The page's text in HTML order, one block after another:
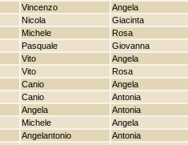
Vincenzo Angela
Nicola Giacinta
Michele Rosa
Pasquale Giovanna
Vito Angela
Vito Rosa
Canio Angela
Canio Antonia
Angela Antonia
Michele Angela
Angelantonio Antonia